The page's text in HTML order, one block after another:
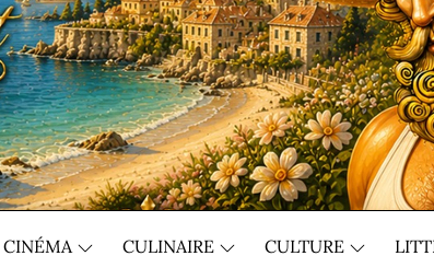
CINÉMA CULINAIRE CULTURE